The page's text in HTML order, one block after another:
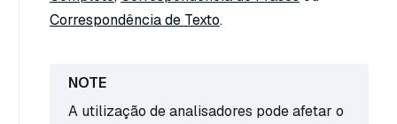
Correspondência de Texto.
A utilização de analisadores pode afetar o